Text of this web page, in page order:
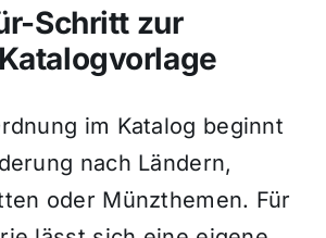
Schritt zur
im Katalog beginnt
nach Ländern,
oder Münzthemen. Für